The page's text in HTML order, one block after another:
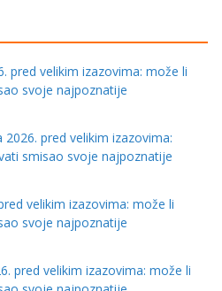
pred velikim izazovima: može li
svoje najpoznatije
2026. pred velikim izazovima:
smisao svoje najpoznatije
velikim izazovima: može li
svoje najpoznatije
pred velikim izazovima: može li